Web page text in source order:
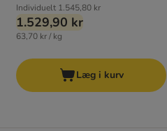
Individuelt 1.545,80 kr
1.529,90 kr
63,70 kr / kg
Læg i kurv